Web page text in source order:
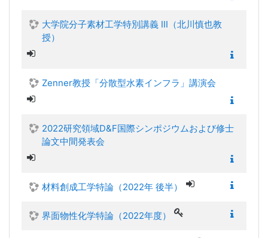
大学院分子素材工学特別講義 III（北川慎也教
授）
Zenner教授「分散型水素インフラ」講演会
2022研究領域D&F国際シンポジウムおよび修士
論文中間発表会
材料創成工学特論（2022年 後半）
界面物性化学特論（2022年度）